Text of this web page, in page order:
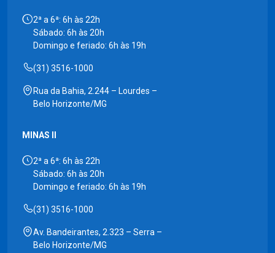
2ª a 6ª: 6h às 22h
Sábado: 6h às 20h
Domingo e feriado: 6h às 19h
(31) 3516-1000
Rua da Bahia, 2.244 – Lourdes –
Belo Horizonte/MG
MINAS II
2ª a 6ª: 6h às 22h
Sábado: 6h às 20h
Domingo e feriado: 6h às 19h
(31) 3516-1000
Av. Bandeirantes, 2.323 – Serra –
Belo Horizonte/MG